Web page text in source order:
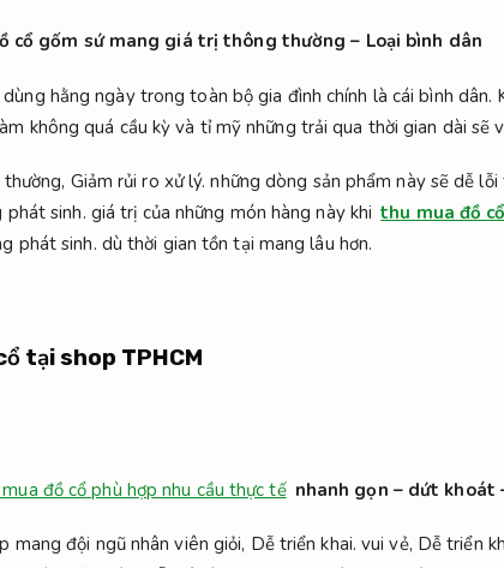
cổ gốm sứ mang giá trị thông thường – Loại bình dân
hằng ngày trong toàn bộ gia đình chính là cái bình dân.
không quá cầu kỳ và tỉ mỹ những trải qua thời gian dài sẽ
Giảm rủi ro xử lý. những dòng sản phẩm này sẽ dễ
phát sinh. giá trị của những món hàng này khi thu mua đồ
phát sinh. dù thời gian tồn tại mang lâu hơn.
tại shop TPHCM
đồ cổ phù hợp nhu cầu thực tế nhanh gọn – dứt khoát
mang đội ngũ nhân viên giỏi, Dễ triển khai. vui vẻ, Dễ triển